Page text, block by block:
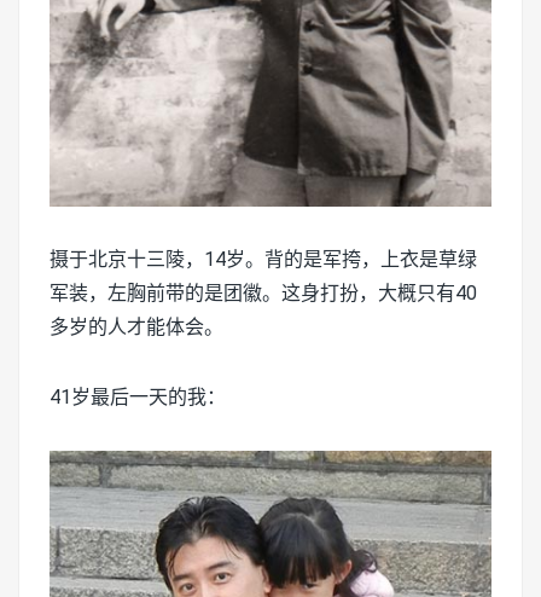
摄于北京十三陵，14岁。背的是军挎，上衣是草绿
军装，左胸前带的是团徽。这身打扮，大概只有40
多岁的人才能体会。
41岁最后一天的我：